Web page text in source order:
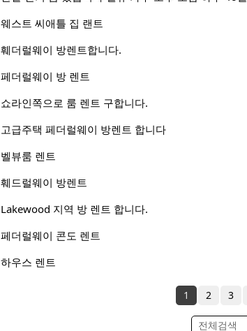
웨스트 씨애틀 집 랜트
훼더럴웨이 방렌트합니다.
페더럴웨이 방 렌트
쇼라인쪽으로 룸 렌트 구합니다.
고급주택 페더럴웨이 방렌트 합니다
벨뷰룸 렌트
훼드럴웨이 방렌트
Lakewood 지역 방 렌트 합니다.
페더럴웨이 콘도 렌트
하우스 렌트
1 2 3